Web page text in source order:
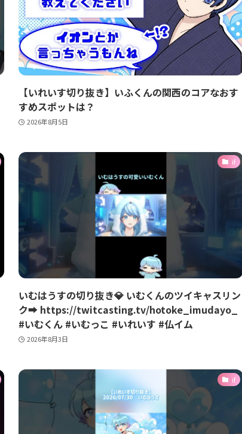
【いれいす切り抜き】いふくんの関西のコアなおす
すめスポットは？
2026年8月5日
if
いむはうすの切り抜き💎 いむくんのツイキャスリン
ク➡️ https://twitcasting.tv/hotoke_imudayo_
#いむくん #いむっこ #いれいす #仏イム
2026年8月3日
if